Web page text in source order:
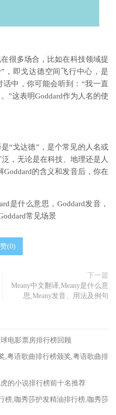
很多场合，比如在科技领域提
，即戈达德空间飞行中心，是
中，你可能会听到：“我一直
”这表明Goddard作为人名的使
“戈达德”，是个常见的人名或
，无论是在科技、地理还是人
的含义和发音后，你在
是什么意思，Goddard发音，
常见场景
赞(0)
下一篇
Meany中文翻译,Meany是什么意
思,Meany发音、用法及例句
电影票房排行榜回顾
,粤语歌曲排行榜颁奖,粤语歌曲排
的小说排行榜前十名推荐
榜,咖秀莎护发精油排行榜,咖秀莎